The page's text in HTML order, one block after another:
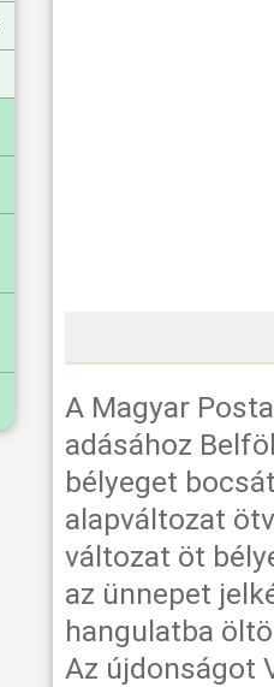
A Magyar
adásához
bélyeget
alapváltozat
változat öt
az ünnepet
hangulatba
Az újdonságot